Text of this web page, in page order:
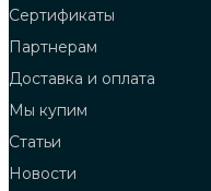
Сертификаты
Партнерам
Доставка и оплата
Мы купим
Статьи
Новости